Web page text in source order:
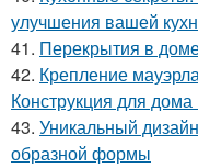
улучшения вашей
41. Перекрытия в
42. Крепление
Конструкция для дома
43. Уникальный
образной формы